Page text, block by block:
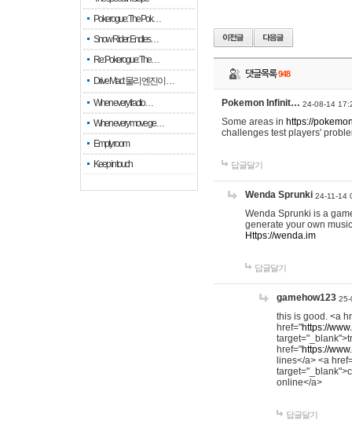
Pokerogue: The Pok…
Snow Rider: Endles…
Re: Pokerogue: The…
Drive Mad: 물리 엔진이 …
When every fractio…
When every move ge…
Empty room
Keep in touch
댓글목록948
Pokemon Infinit… 24-08-14
Some areas in https://
challenges test players'
답글달기
Wenda Sprunki 24-11-14
Wenda Sprunki is a
generate your own
Https://wenda.im
답글달기
gamehow123 25-
this is good. <a
href="https://
href="https://
lines</a> <a
online</a>
답글달기